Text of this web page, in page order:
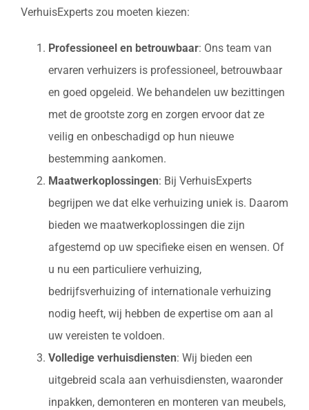
VerhuisExperts zou moeten kiezen:
Professioneel en betrouwbaar: Ons team van
ervaren verhuizers is professioneel, betrouwbaar
en goed opgeleid. We behandelen uw bezittingen
met de grootste zorg en zorgen ervoor dat ze
veilig en onbeschadigd op hun nieuwe
bestemming aankomen.
Maatwerkoplossingen: Bij VerhuisExperts
begrijpen we dat elke verhuizing uniek is. Daarom
bieden we maatwerkoplossingen die zijn
afgestemd op uw specifieke eisen en wensen. Of
u nu een particuliere verhuizing,
bedrijfsverhuizing of internationale verhuizing
nodig heeft, wij hebben de expertise om aan al
uw vereisten te voldoen.
Volledige verhuisdiensten: Wij bieden een
uitgebreid scala aan verhuisdiensten, waaronder
inpakken, demonteren en monteren van meubels,